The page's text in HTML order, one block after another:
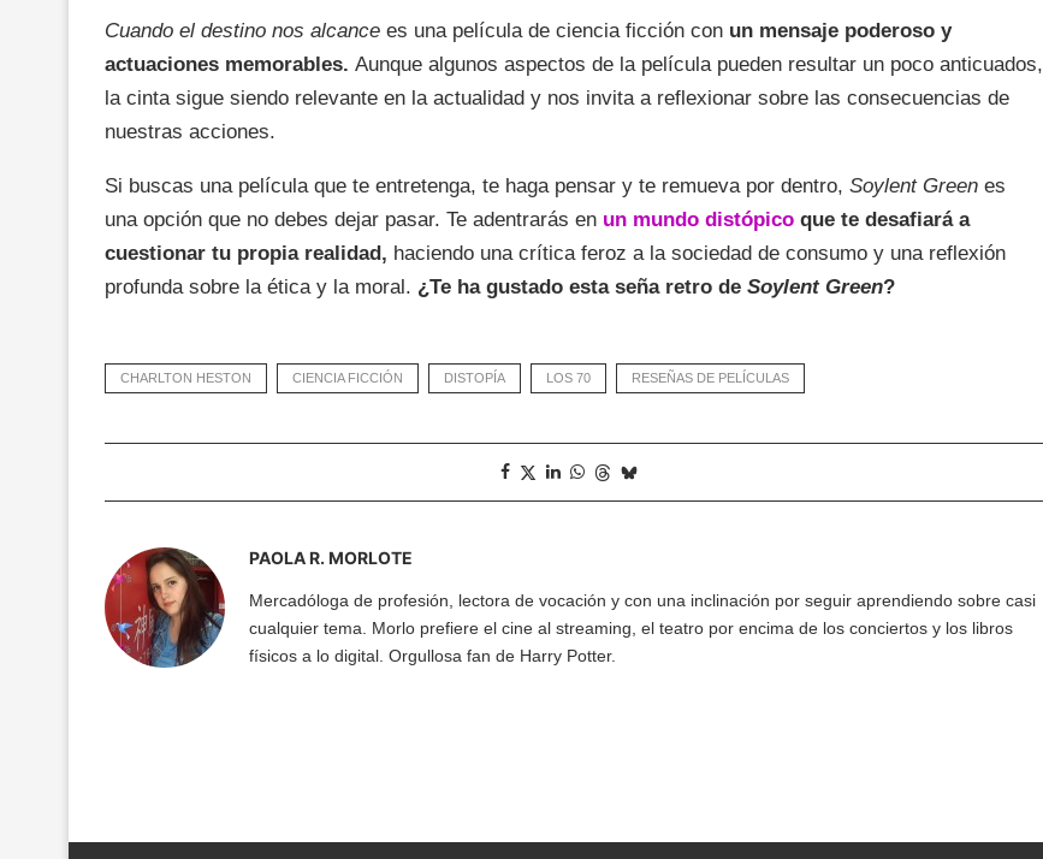
Cuando el destino nos alcance es una película de ciencia ficción con un mensaje poderoso y
actuaciones memorables. Aunque algunos aspectos de la película pueden resultar un poco anticuados,
la cinta sigue siendo relevante en la actualidad y nos invita a reflexionar sobre las consecuencias de
nuestras acciones.
Si buscas una película que te entretenga, te haga pensar y te remueva por dentro, Soylent Green es
una opción que no debes dejar pasar. Te adentrarás en un mundo distópico que te desafiará a
cuestionar tu propia realidad, haciendo una crítica feroz a la sociedad de consumo y una reflexión
profunda sobre la ética y la moral. ¿Te ha gustado esta seña retro de Soylent Green?
CHARLTON HESTON CIENCIA FICCIÓN DISTOPÍA LOS 70 RESEÑAS DE PELÍCULAS
PAOLA R. MORLOTE
Mercadóloga de profesión, lectora de vocación y con una inclinación por seguir aprendiendo sobre casi
cualquier tema. Morlo prefiere el cine al streaming, el teatro por encima de los conciertos y los libros
físicos a lo digital. Orgullosa fan de Harry Potter.